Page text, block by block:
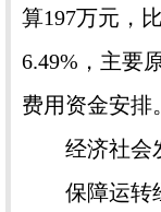
算197万元，
6.49%，主要
费用资金安排。
经济社会发
保障运转经